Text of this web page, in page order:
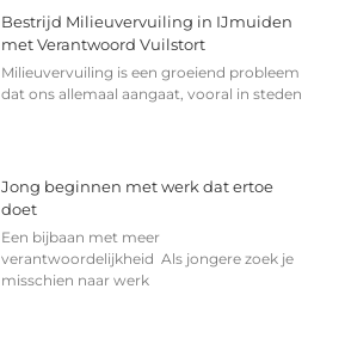
Bestrijd Milieuvervuiling in IJmuiden
met Verantwoord Vuilstort
Milieuvervuiling is een groeiend probleem
dat ons allemaal aangaat, vooral in steden
Jong beginnen met werk dat ertoe
doet
Een bijbaan met meer
verantwoordelijkheid Als jongere zoek je
misschien naar werk